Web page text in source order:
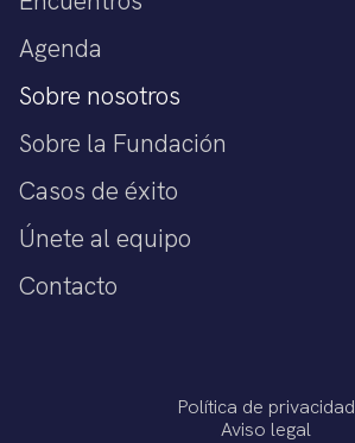
Agenda
Sobre nosotros
Sobre la Fundación
Casos de éxito
Únete al equipo
Contacto
Política de privacidad
Aviso legal